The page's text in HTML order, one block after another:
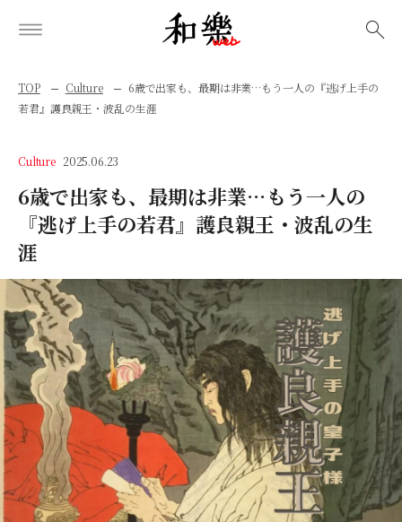
TOP Culture
6歳で出家も、最期は非業…もう一人の『逃げ上手の
若君』護良親王・波乱の生涯
Culture 2025.06.23
6歳で出家も、最期は非業…もう一人の
『逃げ上手の若君』護良親王・波乱の生
涯